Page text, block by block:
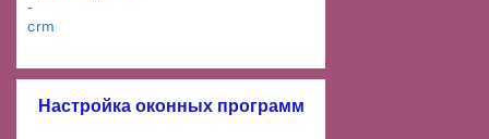
Настройка оконных программ